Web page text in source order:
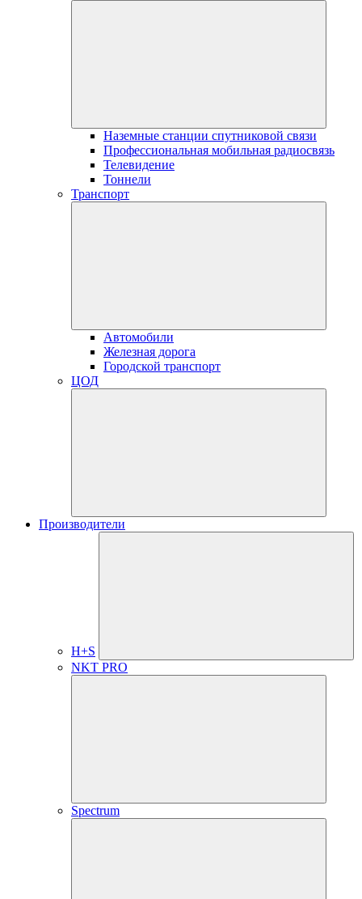
Наземные станции спутниковой связи
Профессиональная мобильная радиосвязь
Телевидение
Тоннели
Транспорт
Автомобили
Железная дорога
Городской транспорт
ЦОД
Производители
H+S
NKT PRO
Spectrum